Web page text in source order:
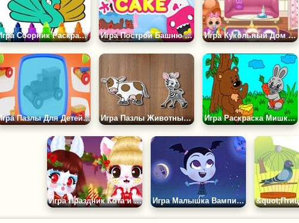
Игра Сборник Раскрасок с Животными Игра Построй Башню из Тортов Игра Кукольный Дом Мечты: Приключения
Игра Пазлы Для Детей 4 Лет Игра Пазлы Животных Для Детей 4 Лет Игра Раскраска Мишка и Кролик
Игра Праздник Кота и Кролика Игра Малышка Вампир в Космосе